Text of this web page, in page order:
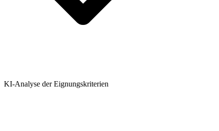
KI-Analyse der Eignungskriterien